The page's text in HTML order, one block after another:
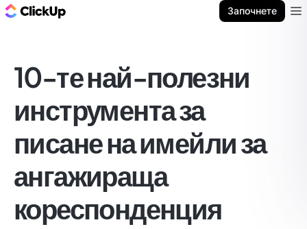
Започнете
10-те най-полезни
инструмента за
писане на имейли за
ангажираща
кореспонденция